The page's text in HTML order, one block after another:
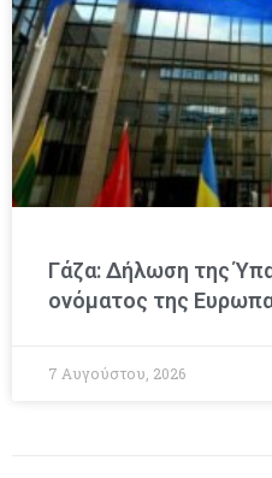
Γάζα: Δήλωση της
ονόματος της
7 Αυγούστου, 2026